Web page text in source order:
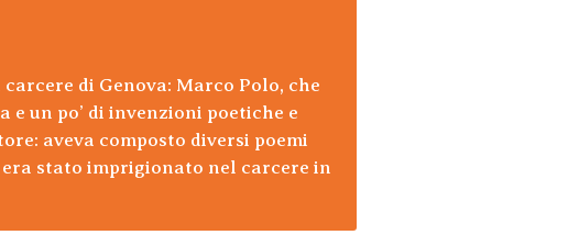
di Genova: Marco Polo, che
un po’ di invenzioni poetiche e
aveva composto diversi poemi
era stato imprigionato nel carcere in